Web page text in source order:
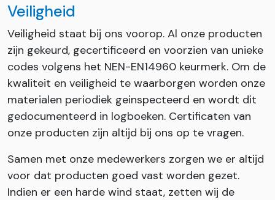
Veiligheid
Veiligheid staat bij ons voorop. Al onze producten
zijn gekeurd, gecertificeerd en voorzien van unieke
codes volgens het NEN-EN14960 keurmerk. Om de
kwaliteit en veiligheid te waarborgen worden onze
materialen periodiek geinspecteerd en wordt dit
gedocumenteerd in logboeken. Certificaten van
onze producten zijn altijd bij ons op te vragen.
Samen met onze medewerkers zorgen we er altijd
voor dat producten goed vast worden gezet.
Indien er een harde wind staat, zetten wij de